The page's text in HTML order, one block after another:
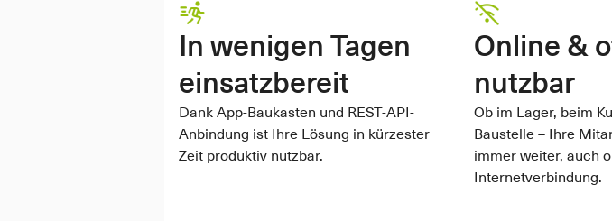
In wenigen Tagen
einsatzbereit
Dank App-Baukasten und REST-API-
Anbindung ist Ihre Lösung in kürzester
Zeit produktiv nutzbar.
Online &
nutzbar
Ob im Lager, beim
Baustelle – Ihre
immer weiter, auch
Internetverbindung.